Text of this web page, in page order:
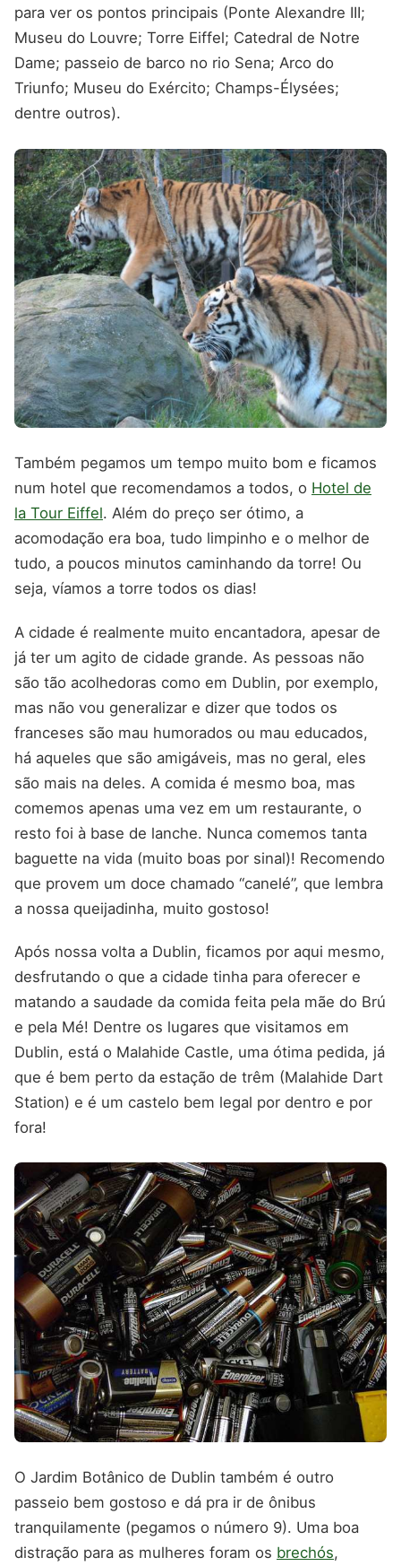
para ver os pontos principais (Ponte Alexandre III;
Museu do Louvre; Torre Eiffel; Catedral de Notre
Dame; passeio de barco no rio Sena; Arco do
Triunfo; Museu do Exército; Champs-Élysées;
dentre outros).
Também pegamos um tempo muito bom e ficamos
num hotel que recomendamos a todos, o Hotel de
la Tour Eiffel. Além do preço ser ótimo, a
acomodação era boa, tudo limpinho e o melhor de
tudo, a poucos minutos caminhando da torre! Ou
seja, víamos a torre todos os dias!
A cidade é realmente muito encantadora, apesar de
já ter um agito de cidade grande. As pessoas não
são tão acolhedoras como em Dublin, por exemplo,
mas não vou generalizar e dizer que todos os
franceses são mau humorados ou mau educados,
há aqueles que são amigáveis, mas no geral, eles
são mais na deles. A comida é mesmo boa, mas
comemos apenas uma vez em um restaurante, o
resto foi à base de lanche. Nunca comemos tanta
baguette na vida (muito boas por sinal)! Recomendo
que provem um doce chamado “canelé”, que lembra
a nossa queijadinha, muito gostoso!
Após nossa volta a Dublin, ficamos por aqui mesmo,
desfrutando o que a cidade tinha para oferecer e
matando a saudade da comida feita pela mãe do Brú
e pela Mé! Dentre os lugares que visitamos em
Dublin, está o Malahide Castle, uma ótima pedida, já
que é bem perto da estação de trêm (Malahide Dart
Station) e é um castelo bem legal por dentro e por
fora!
O Jardim Botânico de Dublin também é outro
passeio bem gostoso e dá pra ir de ônibus
tranquilamente (pegamos o número 9). Uma boa
distração para as mulheres foram os brechós,